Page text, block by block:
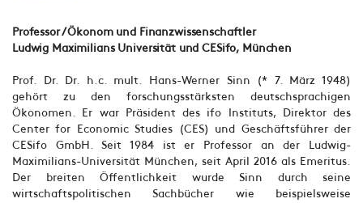
Professor / Ökonom und Finanzwissenschaftler
Ludwig Maximilians Universität und CESifo, München
Prof. Dr. Dr. h.c. mult. Hans-Werner Sinn (* 7. März 1948)
gehört zu den forschungsstärksten deutschsprachigen
Ökonomen. Er war Präsident des ifo Instituts, Direktor des
Center for Economic Studies (CES) und Geschäftsführer der
CESifo GmbH. Seit 1984 ist er Professor an der Ludwig-
Maximilians-Universität München, seit April 2016 als Emeritus.
Der breiten Öffentlichkeit wurde Sinn durch seine
wirtschaftspolitischen Sachbücher wie beispielsweise